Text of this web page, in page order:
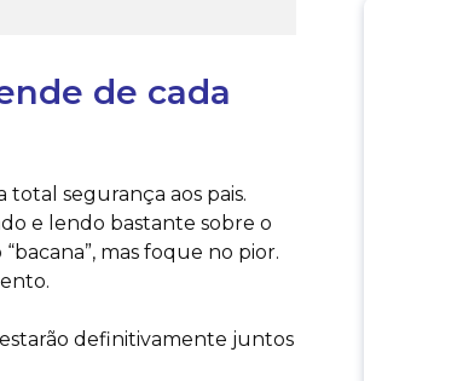
de cada
total segurança aos pais.
e lendo bastante sobre o
mas foque no pior.
definitivamente juntos